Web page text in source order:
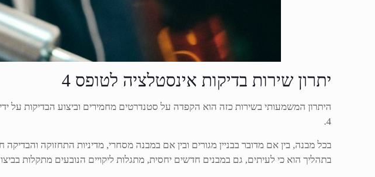
יתרון שירות בדיקות אינסטלציה לטופס 4
היתרון המשמעותי בשירות כזה הוא הקפדה על סטנדרטים מחמירים וביצוע הבדיקות
4.
בכל מבנה, בין אם מדובר בבניין מגורים ובין אם במבנה מסחרי, מדיניות התחזוקה
בתהליך הוא כי לעיתים, גם במבנים חדשים יחסית, מתגלות ליקויים הנובעים מתקלות